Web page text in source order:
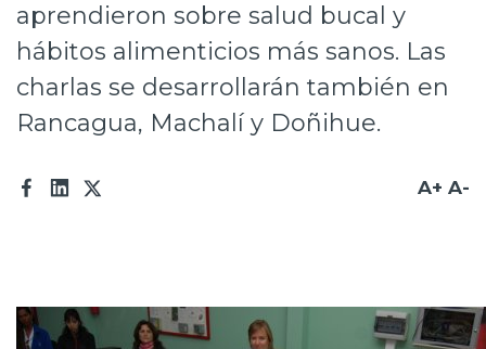
Inversionistas
Prensa
Trabaja en Codelco
Acceso trabajadores/as
aprendieron sobre salud bucal y
hábitos alimenticios más sanos. Las
charlas se desarrollarán también en
Rancagua, Machalí y Doñihue.
A+ A-